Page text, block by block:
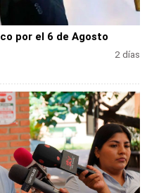
por el 6 de Agosto
2 días